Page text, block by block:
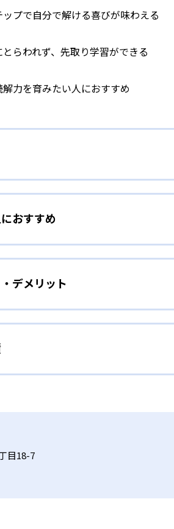
プで自分で解ける喜びが味わえる
らわれず、先取り学習ができる
力を育みたい人におすすめ
ひとりの学力に応じたレベルから学
を上げていくことで子どもたちは
と、スモールステップで進んでい
イル
、何曜日にでも週2回受講できる。
のオンライン受講と通室を組み合
おすすめ
児向け
わかる楽しさを経験しながら無理な
調整するため、小学校に入ってもつ
気を引き出せるよう適切なヒントを
ずつ苦手意識を克服できるだろう。
たい生徒向け
ールに合わせて、きめ細やかにカリ
談可能だ。
デメリット
集中力や目標に向かって頑張りや
から学習できるため、難しすぎてや
国語の3教科に限られるため、その
いない。志望校への実績があるか
目18-7